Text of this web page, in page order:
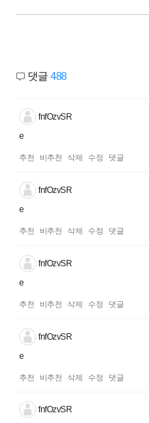
댓글 488
fnfOzvSR
e
추천 비추천 삭제 수정 댓글
fnfOzvSR
e
추천 비추천 삭제 수정 댓글
fnfOzvSR
e
추천 비추천 삭제 수정 댓글
fnfOzvSR
e
추천 비추천 삭제 수정 댓글
fnfOzvSR